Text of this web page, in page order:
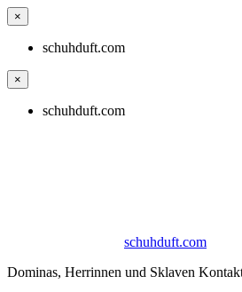
×
schuhduft.com
×
schuhduft.com
schuhduft.com
Dominas, Herrinnen und Sklaven